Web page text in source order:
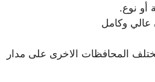
أو نوع.
عالي وكامل
المحافظات الاخرى على مدار